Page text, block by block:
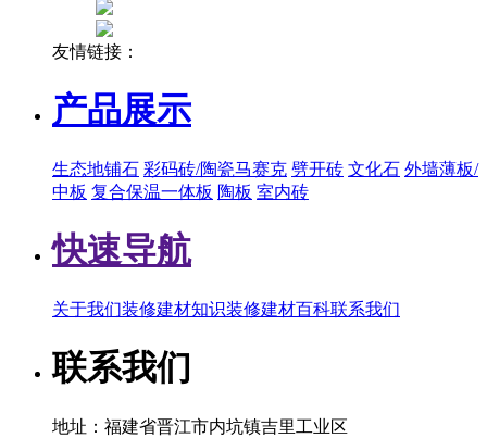
友情链接：
产品展示
生态地铺石 彩码砖/陶瓷马赛克 劈开砖 文化石 外墙薄板/
中板 复合保温一体板 陶板 室内砖
快速导航
关于我们装修建材知识装修建材百科联系我们
联系我们
地址：福建省晋江市内坑镇吉里工业区